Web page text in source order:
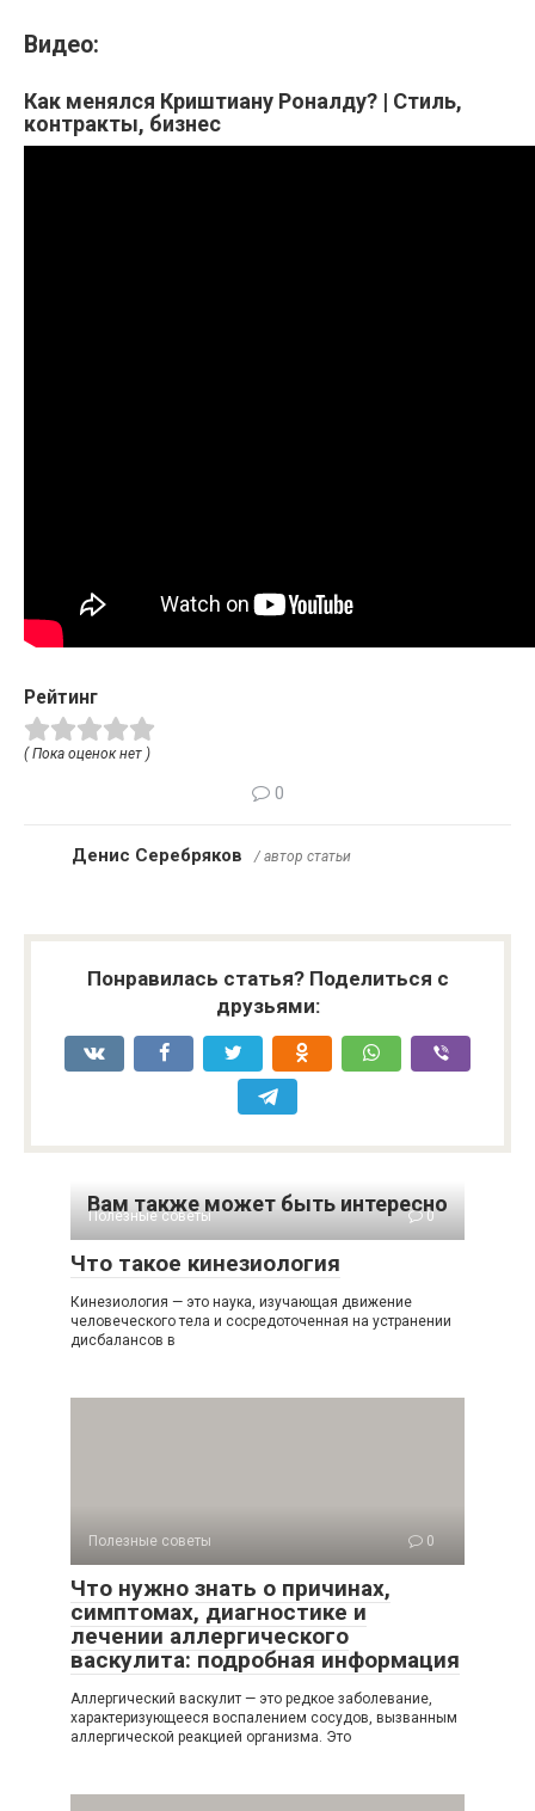
Видео:
Как менялся Криштиану Роналду? | Стиль,
контракты, бизнес
Рейтинг
( Пока оценок нет )
0
Денис Серебряков / автор статьи
Понравилась статья? Поделиться с
друзьями:
Вам также может быть интересно
Полезные советы 0
Что такое кинезиология
Кинезиология — это наука, изучающая движение
человеческого тела и сосредоточенная на устранении
дисбалансов в
Полезные советы 0
Что нужно знать о причинах,
симптомах, диагностике и
лечении аллергического
васкулита: подробная информация
Аллергический васкулит — это редкое заболевание,
характеризующееся воспалением сосудов, вызванным
аллергической реакцией организма. Это